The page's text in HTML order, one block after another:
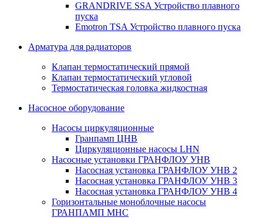
GRANDRIVE SSA Устройство плавного
пуска
Emotron TSA Устройство плавного пуска
Арматура для радиаторов
Клапан термостатический прямой
Клапан термостатический угловой
Термостатическая головка жидкостная
Насосное оборудование
Насосы циркуляционные
Гранпамп ЦНВ
Циркуляционные насосы LHN
Насосные установки ГРАНФЛОУ УНВ
Насосная установка ГРАНФЛОУ УНВ 2
Насосная установка ГРАНФЛОУ УНВ 3
Насосная установка ГРАНФЛОУ УНВ 4
Горизонтальные моноблочные насосы
ГРАНПАМП МНС